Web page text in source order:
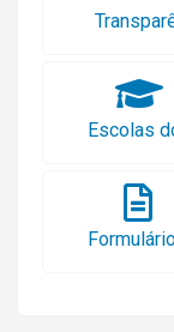
Escolas